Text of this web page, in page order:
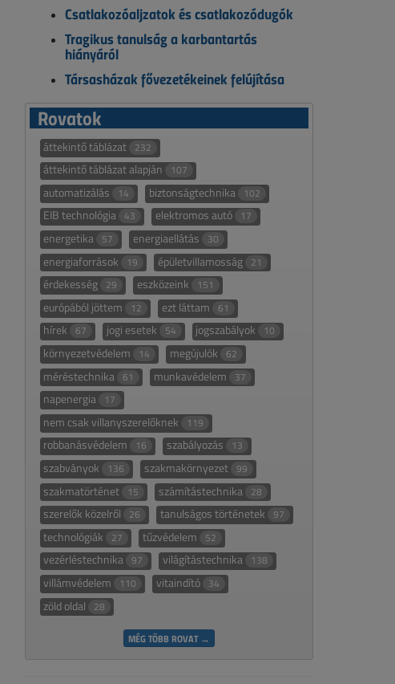
Csatlakozóaljzatok és csatlakozódugók
Tragikus tanulság a karbantartás
hiányáról
Társasházak fővezetékeinek felújítása
Rovatok
áttekintő táblázat 232
áttekintő táblázat alapján 107
automatizálás 14 biztonságtechnika 102
EIB technológia 43 elektromos autó 17
energetika 57 energiaellátás 30
energiaforrások 19 épületvillamosság 21
érdekesség 29 eszközeink 151
európából jöttem 12 ezt láttam 61
hírek 67 jogi esetek 54 jogszabályok 10
környezetvédelem 14 megújulók 62
méréstechnika 61 munkavédelem 37
napenergia 17
nem csak villanyszerelőknek 119
robbanásvédelem 16 szabályozás 13
szabványok 136 szakmakörnyezet 99
szakmatörténet 15 számítástechnika 28
szerelők közelről 26 tanulságos történetek 97
technológiák 27 tűzvédelem 52
vezérléstechnika 97 világítástechnika 138
villámvédelem 110 vitaindító 34
zöld oldal 28
MÉG TÖBB ROVAT →